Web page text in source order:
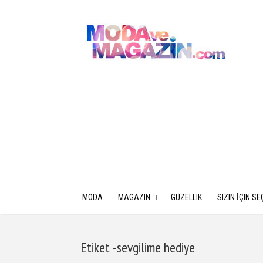
MODA MAGAZIN GÜZELLIK SIZIN İÇIN
Etiket -sevgilime hediye